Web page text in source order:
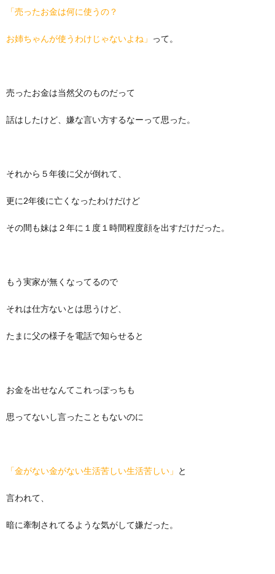
「売ったお金は何に使うの？
お姉ちゃんが使うわけじゃないよね」 って。
売ったお金は当然父のものだって
話はしたけど、嫌な言い方するなーって思った。
それから５年後に父が倒れて、
更に2年後に亡くなったわけだけど
その間も妹は２年に１度１時間程度顔を出すだけだった。
もう実家が無くなってるので
それは仕方ないとは思うけど、
たまに父の様子を電話で知らせると
お金を出せなんてこれっぽっちも
思ってないし言ったこともないのに
「金がない金がない生活苦しい生活苦しい」 と
言われて、
暗に牽制されてるような気がして嫌だった。